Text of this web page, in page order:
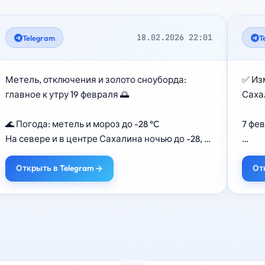
Telegram 18.02.2026 22:01
Метель, отключения и золото сноуборда:
главное к утру 19 февраля 🌅
🌊 Погода: метель и мороз до -28 °C
На севере и в центре Сахалина ночью до -28,
днём -10…-15. В южных районах — небольшая
метель, днём -2…-4.
В Южно-Сахалинске: северо-западный ветер
Открыть в Telegram
✅
7